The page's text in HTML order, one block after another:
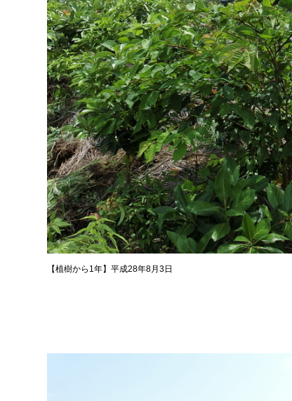
【植樹から1年】平成28年8月3日